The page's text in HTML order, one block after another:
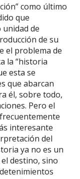
como último
que
unidad de
de su
el problema de
la “historia
esta se
que abarcan
él, sobre todo,
Pero el
interesante
del
ya no es un
destino, sino